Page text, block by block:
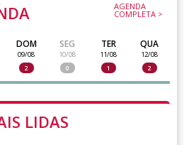
AGENDA
COMPLETA >
DOM
09/08
2
SEG
10/08
0
TER
11/08
1
QUA
12/08
2
LIDAS